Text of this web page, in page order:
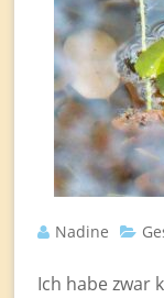
Nadine
Ich habe zwar